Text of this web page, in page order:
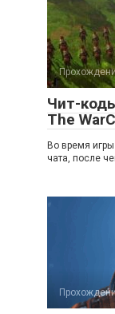
Чит-
The
Во время
чата, после